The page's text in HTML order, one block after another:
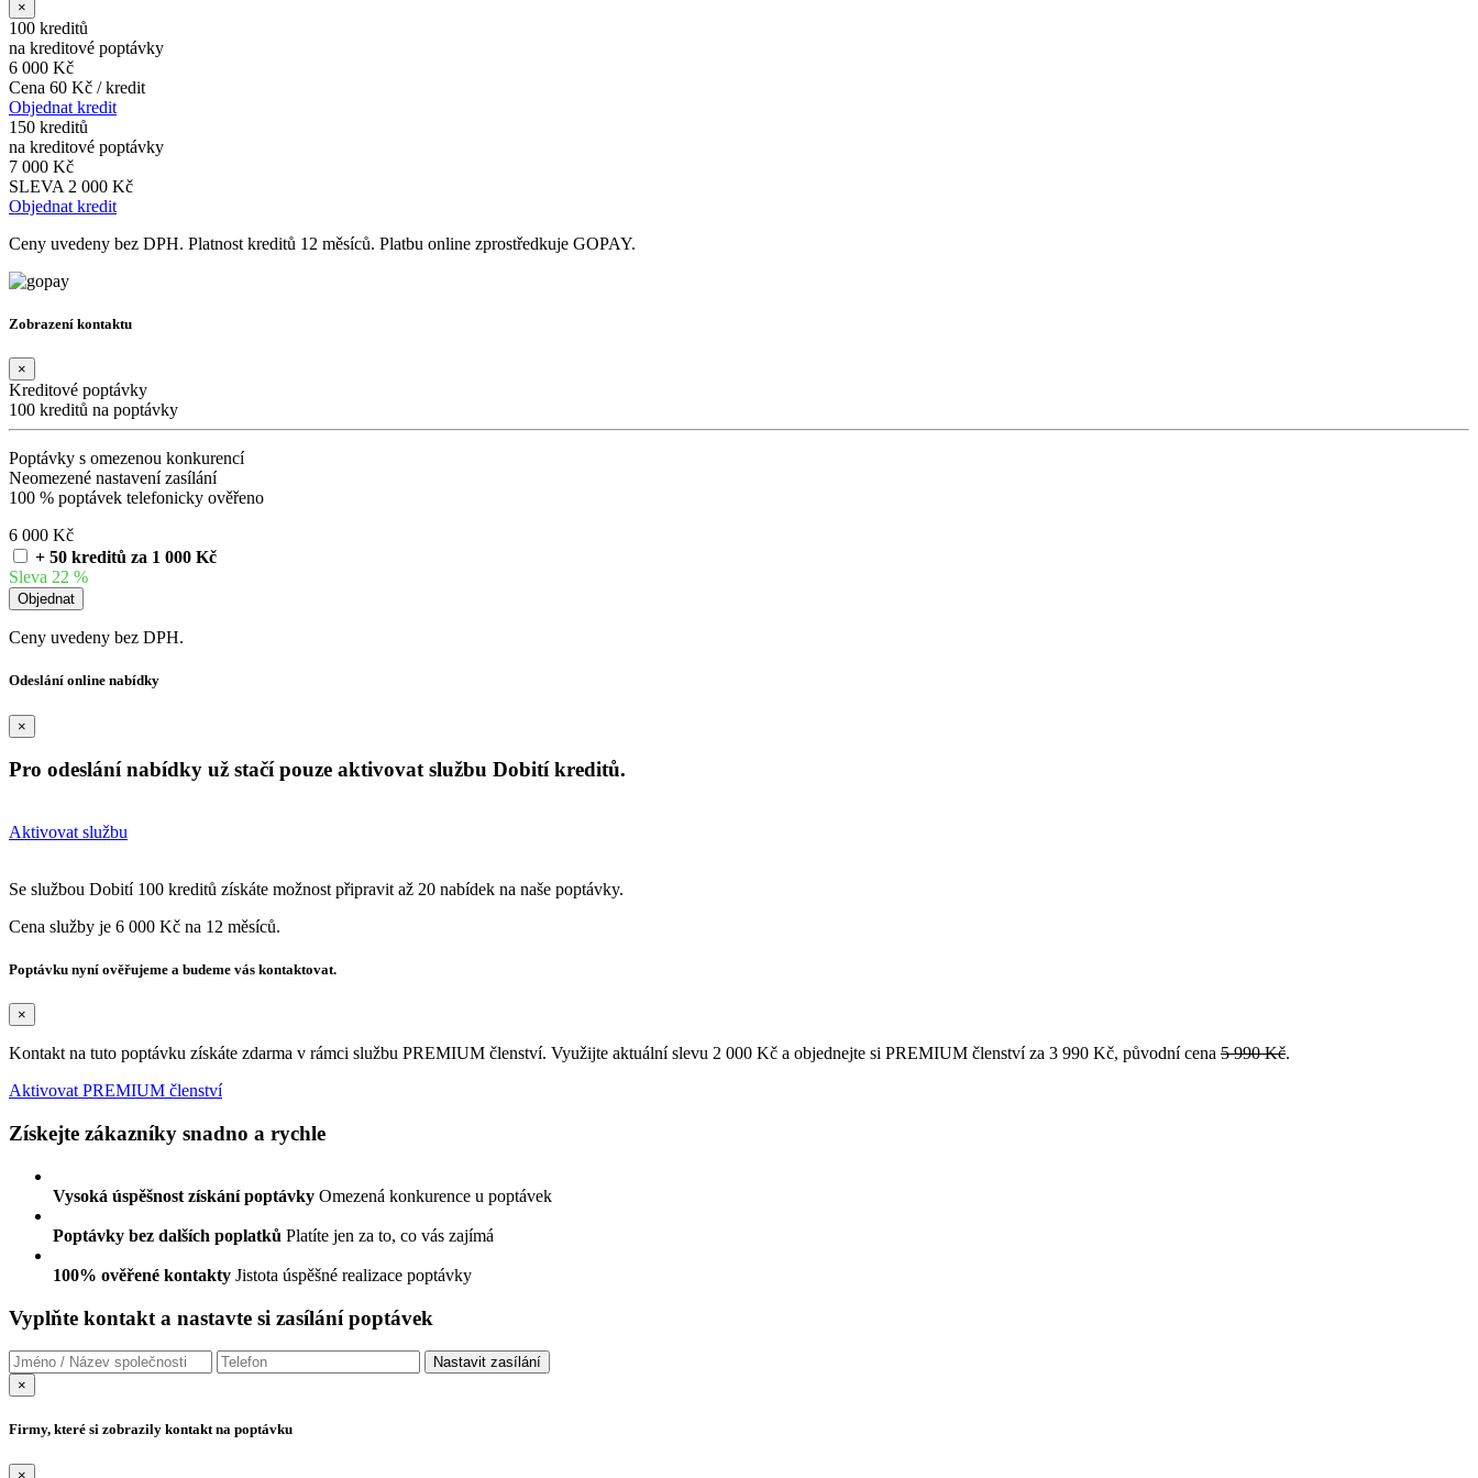
×
100 kreditů
na kreditové poptávky
6 000 Kč
Cena 60 Kč / kredit
Objednat kredit
150 kreditů
na kreditové poptávky
7 000 Kč
SLEVA 2 000 Kč
Objednat kredit
Ceny uvedeny bez DPH. Platnost kreditů 12 měsíců. Platbu online zprostředkuje GOPAY.
Zobrazení kontaktu
×
Kreditové poptávky
100 kreditů na poptávky
Poptávky s omezenou konkurencí
Neomezené nastavení zasílání
100 % poptávek telefonicky ověřeno
6 000 Kč
+ 50 kreditů za 1 000 Kč
Sleva 22 %
Ceny uvedeny bez DPH.
Odeslání online nabídky
×
Pro odeslání nabídky už stačí pouze aktivovat službu Dobití kreditů.
Aktivovat službu
Se službou Dobití 100 kreditů získáte možnost připravit až 20 nabídek na naše poptávky.
Cena služby je 6 000 Kč na 12 měsíců.
Poptávku nyní ověřujeme a budeme vás kontaktovat.
×
Kontakt na tuto poptávku získáte zdarma v rámci službu PREMIUM členství. Využijte aktuální slevu 2 000 Kč a objednejte si PREMIUM členství za 3 990 Kč, původní cena 5 990 Kč.
Aktivovat PREMIUM členství
Získejte zákazníky snadno a rychle
Vysoká úspěšnost získání poptávky Omezená konkurence u poptávek
Poptávky bez dalších poplatků Platíte jen za to, co vás zajímá
100% ověřené kontakty Jistota úspěšné realizace poptávky
Vyplňte kontakt a nastavte si zasílání poptávek
×
Firmy, které si zobrazily kontakt na poptávku